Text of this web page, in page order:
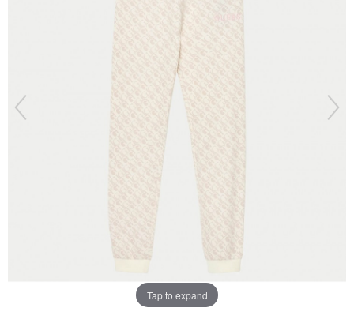
Tap to expand